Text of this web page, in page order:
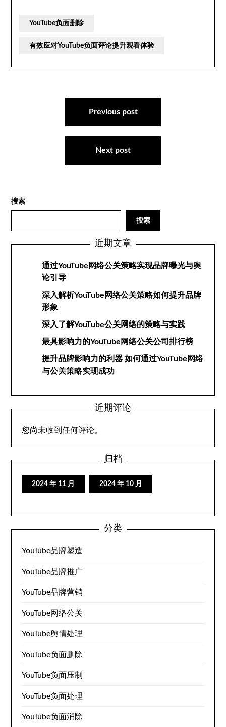
YouTube负面删除
有效应对YouTube负面评论提升观看体验
Previous post
Next post
搜索
搜索
近期文章
通过YouTube网络公关策略实现品牌曝光与舆
论引导
深入解析YouTube网络公关策略如何提升品牌
形象
深入了解YouTube公关网络的策略与实践
最具影响力的YouTube网络公关公司排行榜
提升品牌影响力的利器 如何通过YouTube网络
与公关策略实现成功
近期评论
您尚未收到任何评论。
归档
2024 年 11 月 2024 年 10 月
分类
YouTube品牌塑造
YouTube品牌推广
YouTube品牌营销
YouTube网络公关
YouTube舆情处理
YouTube负面删除
YouTube负面压制
YouTube负面处理
YouTube负面消除